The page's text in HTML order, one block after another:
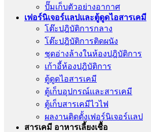
ปั๊มเก็บตัวอย่างอากาศ
เฟอร์นิเจอร์แลปและตู้ดูดไอสารเคมี
โต๊ะปฎิบัติการกลาง
โต๊ะปฎิบัติการติดผนัง
ชุดอ่างล้างในห้องปฎิบัติการ
เก้าอี้ห้องปฎิบัติการ
ตู้ดูดไอสารเคมี
ตู้เก็บอุปกรณ์เเละสารเคมี
ตู้เก็บสารเคมีไวไฟ
ผลงานติดตั้งเฟอร์นิเจอร์เเลป
สารเคมี อาหารเลี้ยงเชื้อ